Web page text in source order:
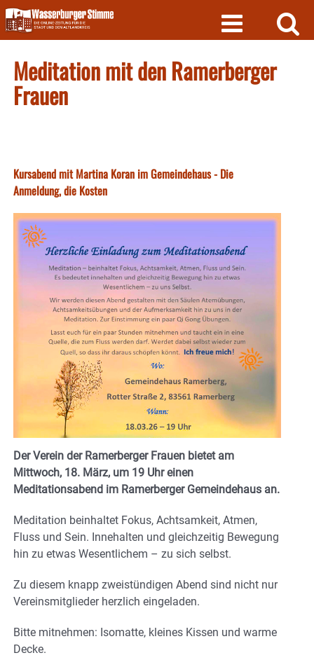
Skip
to
content
Meditation mit den Ramerberger
Frauen
Kursabend mit Martina Koran im Gemeindehaus - Die
Anmeldung, die Kosten
Der Verein der Ramerberger Frauen bietet am
Mittwoch, 18. März, um 19 Uhr einen
Meditationsabend im Ramerberger Gemeindehaus an.
Meditation beinhaltet Fokus, Achtsamkeit, Atmen,
Fluss und Sein. Innehalten und gleichzeitig Bewegung
hin zu etwas Wesentlichem – zu sich selbst.
Zu diesem knapp zweistündigen Abend sind nicht nur
Vereinsmitglieder herzlich eingeladen.
Bitte mitnehmen: Isomatte, kleines Kissen und warme
Decke.